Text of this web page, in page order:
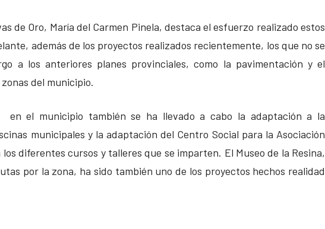
de Oro, María del Carmen Pinela, destaca el esfuerzo realizado estos
además de los proyectos realizados recientemente, los que no se
a los anteriores planes provinciales, como la pavimentación y el
del municipio.
en el municipio también se ha llevado a cabo la adaptación a la
municipales y la adaptación del Centro Social para la Asociación
diferentes cursos y talleres que se imparten. El Museo de la Resina,
por la zona, ha sido también uno de los proyectos hechos realidad